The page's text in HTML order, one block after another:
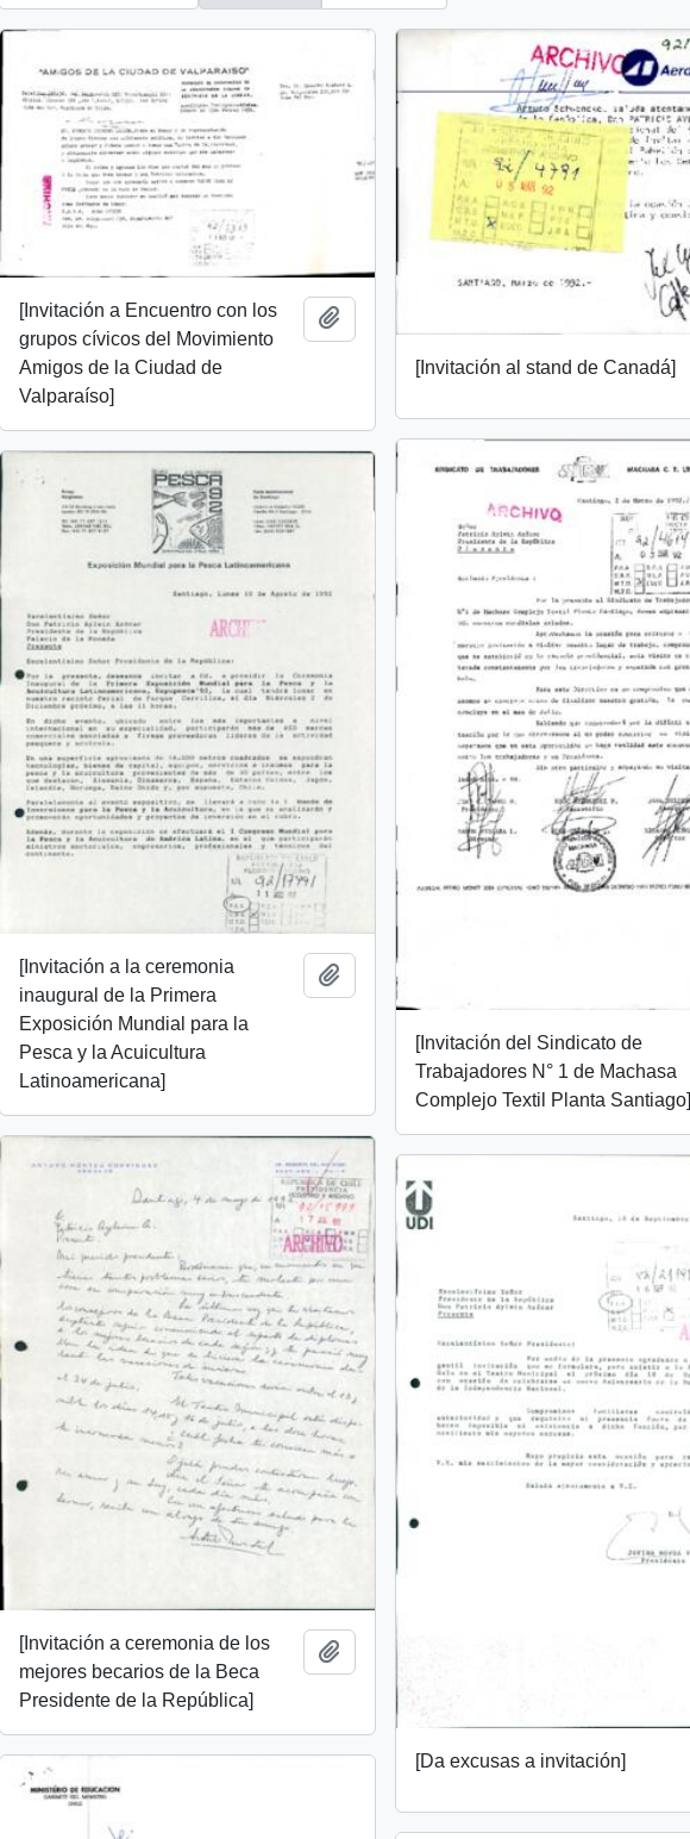
[Invitación a Encuentro con los
grupos cívicos del Movimiento
Amigos de la Ciudad de
Valparaíso]
[Invitación al stand de Canadá]
[Invitación del Sindicato de
Trabajadores N° 1 de Machasa
Complejo Textil Planta Santiago]
[Invitación a la ceremonia
inaugural de la Primera
Exposición Mundial para la
Pesca y la Acuicultura
Latinoamericana]
Añadir al portapapeles
[Invitación a ceremonia de los
mejores becarios de la Beca
Presidente de la República]
Añadir al portapapeles
[Da excusas a invitación]